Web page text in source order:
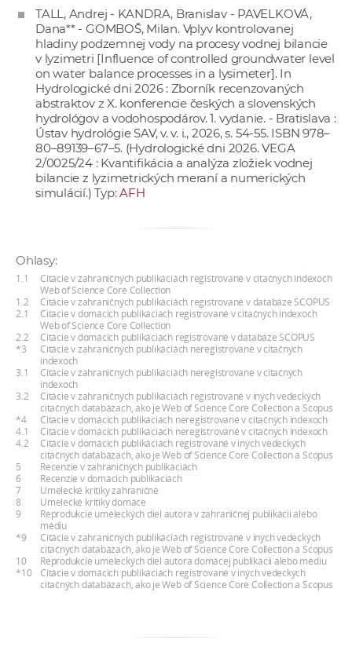
TALL, Andrej - KANDRA, Branislav - PAVELKOVÁ,
Dana** - GOMBOŠ, Milan. Vplyv kontrolovanej
hladiny podzemnej vody na procesy vodnej bilancie
v lyzimetri [Influence of controlled groundwater level
on water balance processes in a lysimeter]. In
Hydrologické dni 2026 : Zborník recenzovaných
abstraktov z X. konferencie českých a slovenských
hydrológov a vodohospodárov. 1. vydanie. - Bratislava :
Ústav hydrológie SAV, v. v. i., 2026, s. 54-55. ISBN 978–
80–89139–67–5. (Hydrologické dni 2026. VEGA
2/0025/24 : Kvantifikácia a analýza zložiek vodnej
bilancie z lyzimetrických meraní a numerických
simulácií.) Typ:AFH
Ohlasy:
1.1
Citácie v zahraničných publikáciách registrované v citačných indexoch
Web of Science Core Collection
1.2
Citácie v zahraničných publikáciách registrované v databáze SCOPUS
2.1
Citácie v domácich publikáciách registrované v citačných indexoch
Web of Science Core Collection
2.2
Citácie v domácich publikáciách registrované v databáze SCOPUS
*3
Citácie v zahraničných publikáciách neregistrované v citačných
indexoch
3.1
Citácie v zahraničných publikáciách neregistrované v citačných
indexoch
3.2
Citácie v zahraničných publikáciách registrované v iných vedeckých
citačných databázach, ako je Web of Science Core Collection a Scopus
*4
Citácie v domácich publikáciách neregistrované v citačných indexoch
4.1
Citácie v domácich publikáciách neregistrované v citačných indexoch
4.2
Citácie v domácich publikáciách registrované v iných vedeckých
citačných databázach, ako je Web of Science Core Collection a Scopus
5
Recenzie v zahraničných publikáciách
6
Recenzie v domácich publikáciách
7
Umelecké kritiky zahraničné
8
Umelecké kritiky domáce
9
Reprodukcie umeleckých diel autora v zahraničnej publikácii alebo
médiu
*9
Citácie v zahraničných publikáciách registrované v iných vedeckých
citačných databázach, ako je Web of Science Core Collection a Scopus
10
Reprodukcie umeleckých diel autora domácej publikácii alebo médiu
*10
Citácie v domácich publikáciách registrované v iných vedeckých
citačných databázach, ako je Web of Science Core Collection a Scopus